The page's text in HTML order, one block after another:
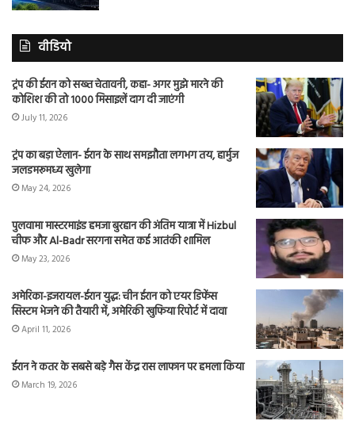
वीडियो
ट्रंप की ईरान को सख्त चेतावनी, कहा- अगर मुझे मारने की
कोशिश की तो 1000 मिसाइलें दाग दी जाएंगी
July 11, 2026
ट्रंप का बड़ा ऐलान- ईरान के साथ समझौता लगभग तय, हार्मुज
जलडमरूमध्य खुलेगा
May 24, 2026
पुलवामा मास्टरमाइंड हमजा बुरहान की अंतिम यात्रा में Hizbul
चीफ और Al-Badr सरगना समेत कई आतंकी शामिल
May 23, 2026
अमेरिका-इजरायल-ईरान युद्ध: चीन ईरान को एयर डिफेंस
सिस्टम भेजने की तैयारी में, अमेरिकी खुफिया रिपोर्ट में दावा
April 11, 2026
ईरान ने कतर के सबसे बड़े गैस केंद्र रास लाफान पर हमला किया
March 19, 2026